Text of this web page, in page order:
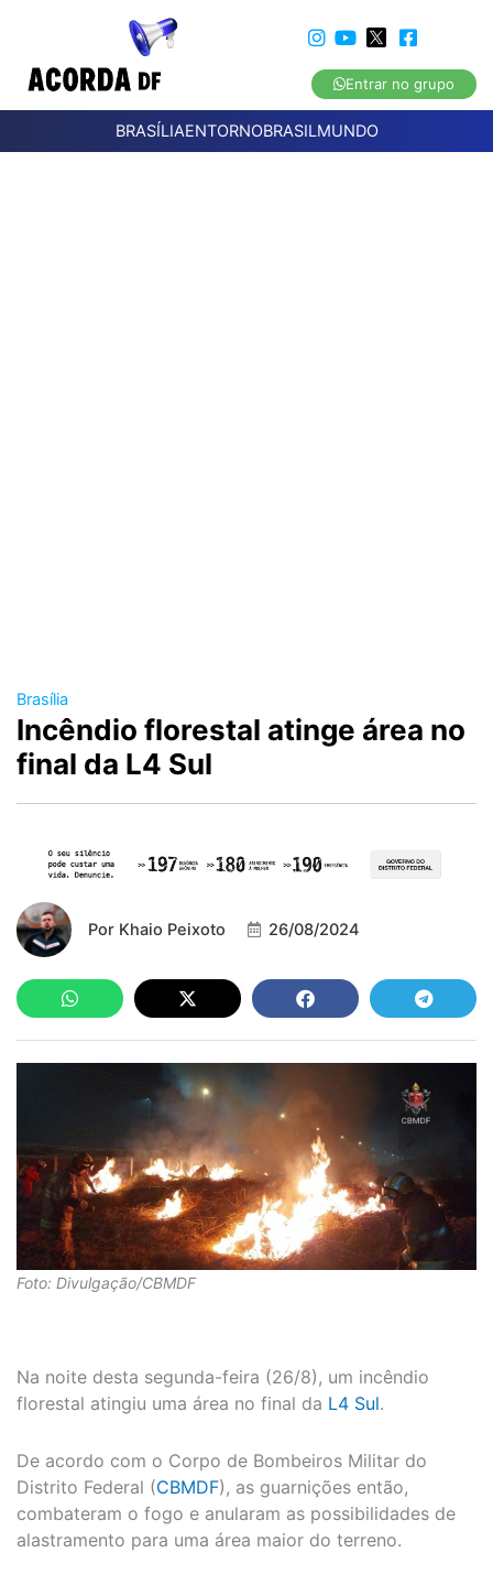
Entrar no grupo
BRASÍLIAENTORNOBRASILMUNDO
Brasília
Incêndio florestal atinge área no
final da L4 Sul
Por Khaio Peixoto 26/08/2024
Foto: Divulgação/CBMDF
Na noite desta segunda-feira (26/8), um incêndio
florestal atingiu uma área no final da L4 Sul.
De acordo com o Corpo de Bombeiros Militar do
Distrito Federal (CBMDF), as guarnições então,
combateram o fogo e anularam as possibilidades de
alastramento para uma área maior do terreno.